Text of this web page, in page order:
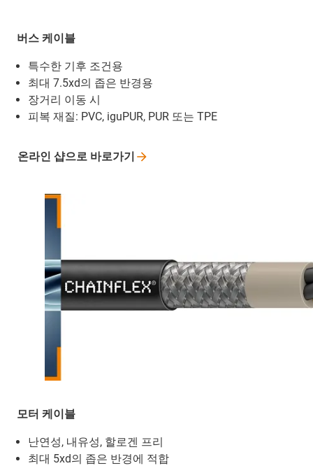
버스 케이블
특수한 기후 조건용
최대 7.5xd의 좁은 반경용
장거리 이동 시
피복 재질: PVC, iguPUR, PUR 또는 TPE
온라인 샵으로 바로가기
모터 케이블
난연성, 내유성, 할로겐 프리
최대 5xd의 좁은 반경에 적합